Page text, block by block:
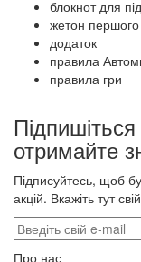
блокнот для
жетон першого
додаток
правила
правила гри
отримайте
Підписуйтесь, щоб
акцій. Вкажіть тут
Про нас